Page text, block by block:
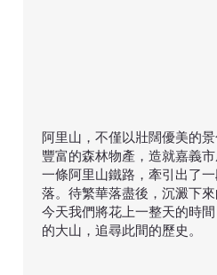
阿里山，不僅以壯闊優美的
豐富的森林物產，造就嘉義市
一條阿里山鐵路，牽引出了
落。待繁華落盡後，沉澱下來
今天我們將花上一整天的時
的大山，追尋此間的歷史。